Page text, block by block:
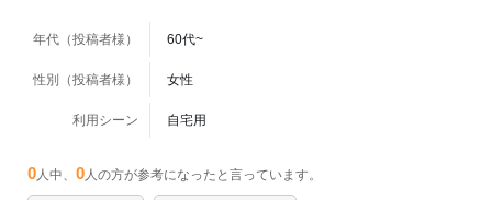
年代（投稿者様） 60代~
性別（投稿者様） 女性
利用シーン 自宅用
0 人中、 0 人の方が参考になったと言っています。